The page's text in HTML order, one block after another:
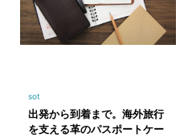
sot
出発から到着まで。海外旅行
を支える革のパスポートケー